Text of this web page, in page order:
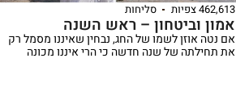
462,613 צפיות סליחות
אמון וביטחון – ראש השנה
אם נטה אוזן לשמו של החג, נבחין שאיננו מסמל רק
את תחילתה של שנה חדשה כי הרי איננו מכונה